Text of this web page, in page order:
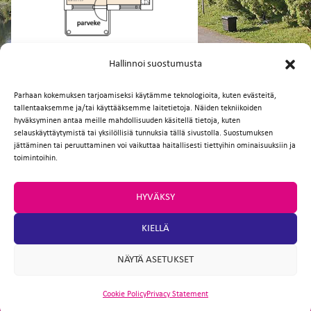
Hallinnoi suostumusta
Parhaan kokemuksen tarjoamiseksi käytämme teknologioita, kuten evästeitä,
tallentaaksemme ja/tai käyttääksemme laitetietoja. Näiden tekniikoiden
hyväksyminen antaa meille mahdollisuuden käsitellä tietoja, kuten
selauskäyttäytymistä tai yksilöllisiä tunnuksia tällä sivustolla. Suostumuksen
jättäminen tai peruuttaminen voi vaikuttaa haitallisesti tiettyihin ominaisuuksiin ja
toimintoihin.
HYVÄKSY
KIELLÄ
NÄYTÄ ASETUKSET
Cookie PolicyPrivacy Statement
Facebook
TwitterEmailWhatsApp